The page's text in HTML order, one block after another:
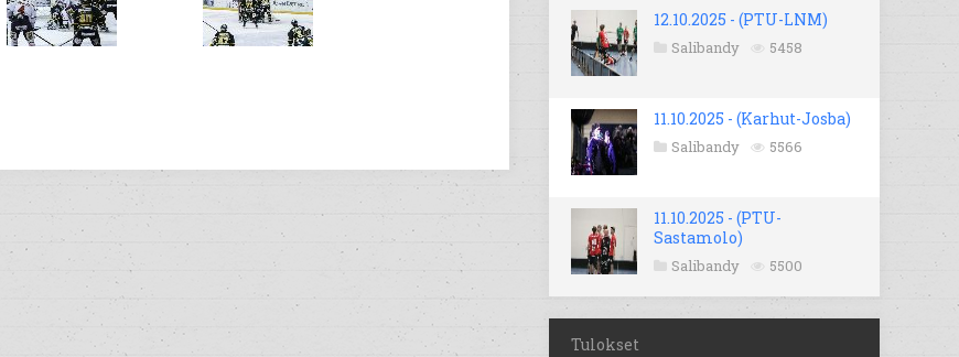
12.10.2025 - (PTU-LNM)
Salibandy 5458
11.10.2025 - (Karhut-Josba)
Salibandy 5566
11.10.2025 - (PTU-
Sastamolo)
Salibandy 5500
Tulokset